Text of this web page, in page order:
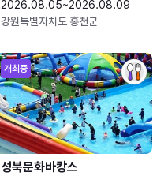
2026.08.05~2026.08.09
강원특별자치도 홍천군
개최중
성북문화바캉스